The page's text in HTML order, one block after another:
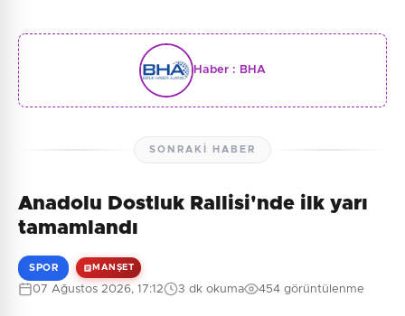
Haber : BHA
SONRAKI HABER
Anadolu Dostluk Rallisi'nde ilk yarı
tamamlandı
SPOR MANŞET
07 Ağustos 2026, 17:12 3 dk okuma 454 görüntülenme